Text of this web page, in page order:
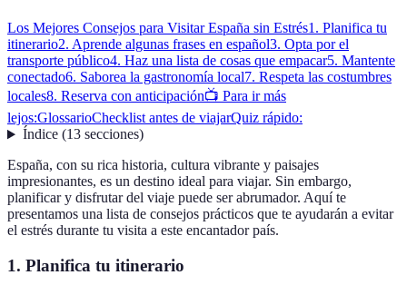
Los Mejores Consejos para Visitar España sin Estrés1. Planifica tu
itinerario2. Aprende algunas frases en español3. Opta por el
transporte público4. Haz una lista de cosas que empacar5. Mantente
conectado6. Saborea la gastronomía local7. Respeta las costumbres
locales8. Reserva con anticipación📺 Para ir más
lejos:GlossarioChecklist antes de viajarQuiz rápido:
Índice(13 secciones)
España, con su rica historia, cultura vibrante y paisajes
impresionantes, es un destino ideal para viajar. Sin embargo,
planificar y disfrutar del viaje puede ser abrumador. Aquí te
presentamos una lista de consejos prácticos que te ayudarán a evitar
el estrés durante tu visita a este encantador país.
1. Planifica tu itinerario